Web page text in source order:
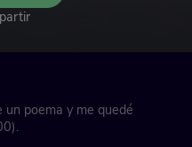
un poema y me quedé